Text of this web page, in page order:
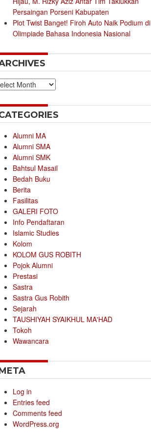
Persaingan Porseni Kabupaten
Plot Twist Banget! Firoh Auto Naik Podium di
Olimpiade Bahasa Indonesia Nasional
Alumni MA
Alumni SMA
Alumni SMK
Bahtsul Masail
Bedah Buku
Berita
Fasilitas
GALERI FOTO
Info Pendaftaran
Islamic Studies
Kolom
KOLOM GUS ROBITH
Pojok Alumni
Prestasi
Sastra
Sastra Gus Robith
Sejarah
TAUSHIYAH SYAIKHUL MA'HAD
Tokoh
Wawancara
Log in
Entries feed
Comments feed
WordPress.org